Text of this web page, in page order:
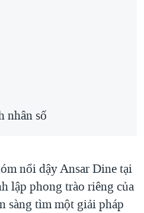
nhân số
nổi dậy Ansar Dine tại
lập phong trào riêng của
sàng tìm một giải pháp